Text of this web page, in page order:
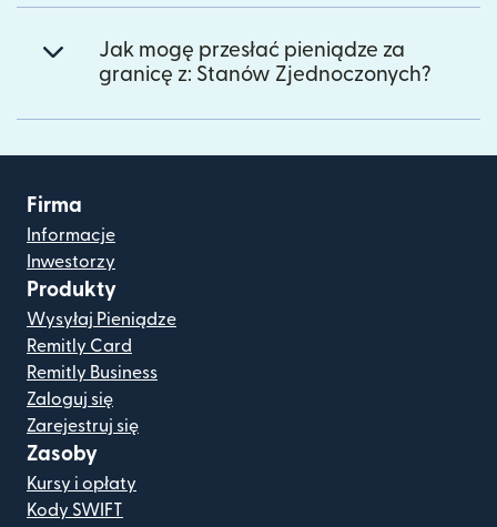
Jak mogę przesłać pieniądze za
granicę z: Stanów Zjednoczonych?
Firma
Informacje
Inwestorzy
Produkty
Wysyłaj Pieniądze
Remitly Card
Remitly Business
Zaloguj się
Zarejestruj się
Zasoby
Kursy i opłaty
Kody SWIFT